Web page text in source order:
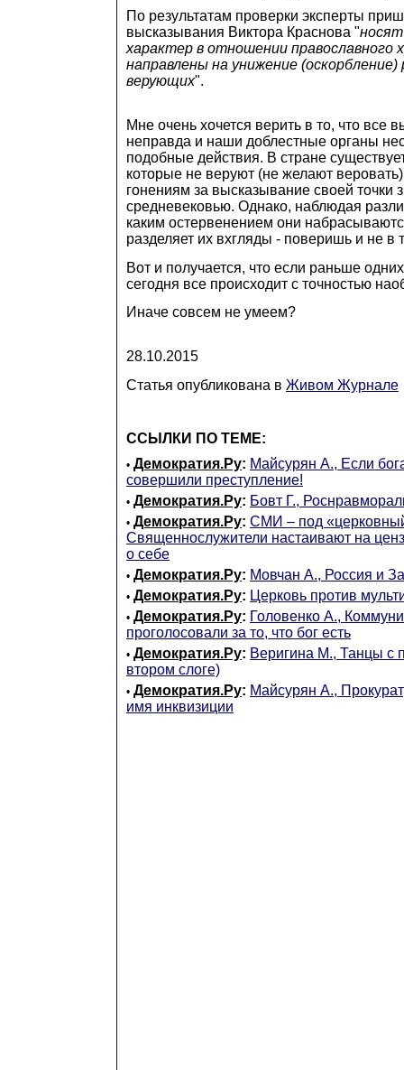
По результатам проверки эксперты
высказывания Виктора Краснова "
характер в отношении православного
направлены на унижение (оскорбление)
верующих".
Мне очень хочется верить в то, что все
неправда и наши доблестные органы
подобные действия. В стране
которые не веруют (не желают
гонениям за высказывание своей точки
средневековью. Однако, наблюдая
каким остервенением они
разделяет их вхгляды - поверишь и не в
Вот и получается, что если раньше
сегодня все происходит с точностью
Иначе совсем не умеем?
28.10.2015
Статья опубликована в Живом Журнале
ССЫЛКИ ПО ТЕМЕ:
• Демократия.Ру: Майсурян А., Если
совершили преступление!
• Демократия.Ру: Бовт Г.,
• Демократия.Ру: СМИ – под
Священнослужители настаивают на
о себе
• Демократия.Ру: Мовчан А., Россия и
• Демократия.Ру: Церковь против
• Демократия.Ру: Головенко А.,
проголосовали за то, что бог есть
• Демократия.Ру: Веригина М., Танцы с
втором слоге)
• Демократия.Ру: Майсурян А.,
имя инквизиции